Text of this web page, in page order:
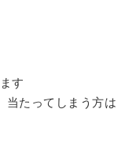
す
たってしまう方は